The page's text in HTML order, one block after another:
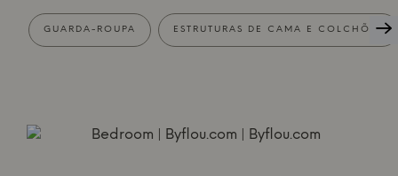
GUARDA-ROUPA ESTRUTURAS DE CAMA E COLCHÕES